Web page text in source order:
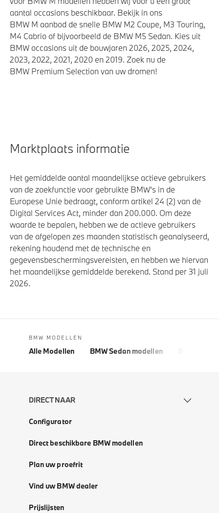
aantal occasions beschikbaar. Bekijk in ons
BMW M aanbod de snelle BMW M2 Coupe, M3 Touring,
M4 Cabrio of bijvoorbeeld de BMW M5 Sedan. Kies uit
BMW occasions uit de bouwjaren 2026, 2025, 2024,
2023, 2022, 2021, 2020 en 2019. Zoek nu de
BMW Premium Selection van uw dromen!
Marktplaats informatie
Het gemiddelde aantal maandelijkse actieve gebruikers
van de zoekfunctie voor gebruikte BMW's in de
Europese Unie bedraagt, conform artikel 24 (2) van de
Digital Services Act, minder dan 200.000. Om deze
waarde te bepalen, hebben we de actieve gebruikers
van de afgelopen zes maanden statistisch geanalyseerd,
rekening houdend met de technische en
gegevensbeschermingsvereisten, en hebben we hiervan
het maandelijkse gemiddelde berekend. Stand per 31 juli
2026.
BMW MODELLEN
Alle Modellen BMW Sedan modellen
DIRECT NAAR
Configurator
Direct beschikbare BMW modellen
Plan uw proefrit
Vind uw BMW dealer
Prijslijsten